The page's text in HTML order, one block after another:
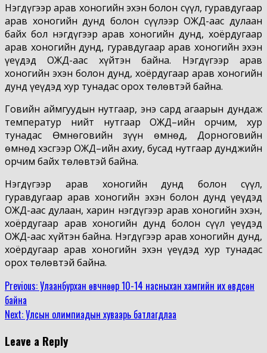
Нэгдүгээр арав хоногийн эхэн болон сүүл, гуравдугаар
арав хоногийн дунд болон сүүлээр ОЖД-аас дулаан
байх бол нэгдүгээр арав хоногийн дунд, хоёрдугаар
арав хоногийн дунд, гуравдугаар арав хоногийн эхэн
үеүдэд ОЖД-аас хүйтэн байна. Нэгдүгээр арав
хоногийн эхэн болон дунд, хоёрдугаар арав хоногийн
дунд үеүдэд хур тунадас орох төлөвтэй байна.
Говийн аймгуудын нутгаар, энэ сард агаарын дундаж
температур нийт нутгаар ОЖД–ийн орчим, хур
тунадас Өмнөговийн зүүн өмнөд, Дорноговийн
өмнөд хэсгээр ОЖД–ийн ахиу, бусад нутгаар дунджийн
орчим байх төлөвтэй байна.
Нэгдүгээр арав хоногийн дунд болон сүүл,
гуравдугаар арав хоногийн эхэн болон дунд үеүдэд
ОЖД-аас дулаан, харин нэгдүгээр арав хоногийн эхэн,
хоёрдугаар арав хоногийн дунд болон сүүл үеүдэд
ОЖД-аас хүйтэн байна. Нэгдүгээр арав хоногийн дунд,
хоёрдугаар арав хоногийн эхэн үеүдэд хур тунадас
орох төлөвтэй байна.
Continue
Reading
Previous:Улаанбурхан өвчнөөр 10-14 насныхан хамгийн их өвдсөн
байна
Next:Улсын олимпиадын хуваарь батлагдлаа
Leave a Reply